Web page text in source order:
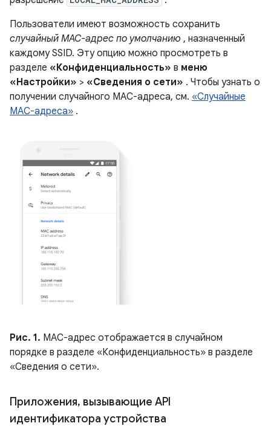
Пользователи имеют возможность сохранить
случайный MAC-адрес по умолчанию , назначенный
каждому SSID. Эту опцию можно просмотреть в
разделе «Конфиденциальность» в меню
«Настройки» > «Сведения о сети» . Чтобы узнать о
получении случайного MAC-адреса, см. «Случайные
MAC-адреса» .
Рис. 1. MAC-адрес отображается в случайном
порядке в разделе «Конфиденциальность» в разделе
«Сведения о сети».
Приложения, вызывающие API
идентификатора устройства